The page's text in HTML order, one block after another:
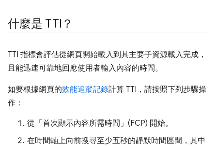
什麼是 TTI？
TTI 指標會評估從網頁開始載入到其主要子資源載入完成，
且能迅速可靠地回應使用者輸入內容的時間。
如要根據網頁的效能追蹤記錄計算 TTI，請按照下列步驟操
作：
從「首次顯示內容所需時間」(FCP) 開始。
在時間軸上向前搜尋至少五秒的靜默時間區間，其中